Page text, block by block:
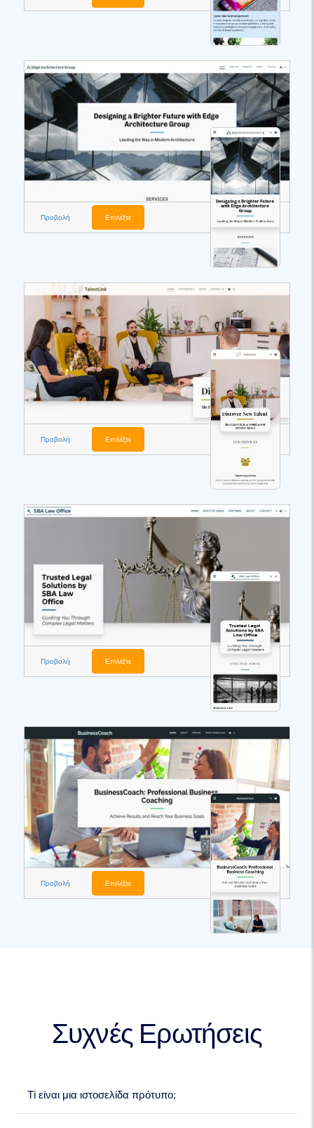
Προβολή Επιλέξτε
Προβολή Επιλέξτε
Προβολή Επιλέξτε
Προβολή Επιλέξτε
Συχνές Ερωτήσεις
Τί είναι μια ιστοσελίδα πρότυπο;